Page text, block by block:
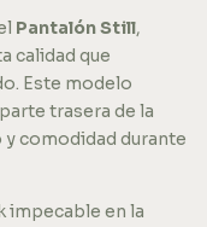
Pantalón Still,
calidad que
Este modelo
trasera de la
comodidad durante
impecable en la